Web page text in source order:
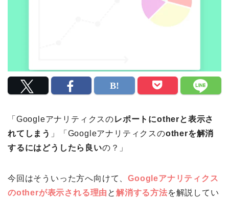
「Googleアナリティクスのレポートにotherと表示さ
れてしまう 」「Googleアナリティクスのotherを解消
するにはどうしたら良いの？」
今回はそういった方へ向けて、Googleアナリティクス
のotherが表示される理由 と解消する方法を解説してい